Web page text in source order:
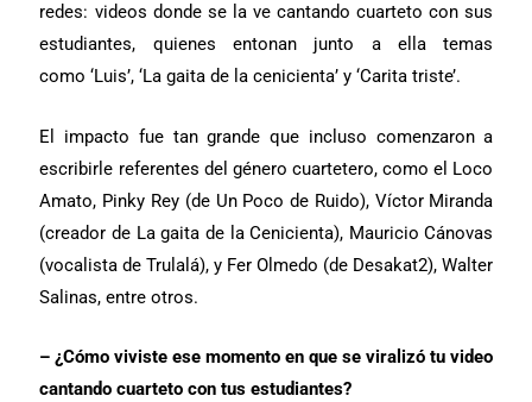
redes: videos donde se la ve cantando cuarteto con sus
estudiantes, quienes entonan junto a ella temas
como ‘Luis’, ‘La gaita de la cenicienta’ y ‘Carita triste’.
El impacto fue tan grande que incluso comenzaron a
escribirle referentes del género cuartetero, como el Loco
Amato, Pinky Rey (de Un Poco de Ruido), Víctor Miranda
(creador de La gaita de la Cenicienta), Mauricio Cánovas
(vocalista de Trulalá), y Fer Olmedo (de Desakat2), Walter
Salinas, entre otros.
– ¿Cómo viviste ese momento en que se viralizó tu video
cantando cuarteto con tus estudiantes?